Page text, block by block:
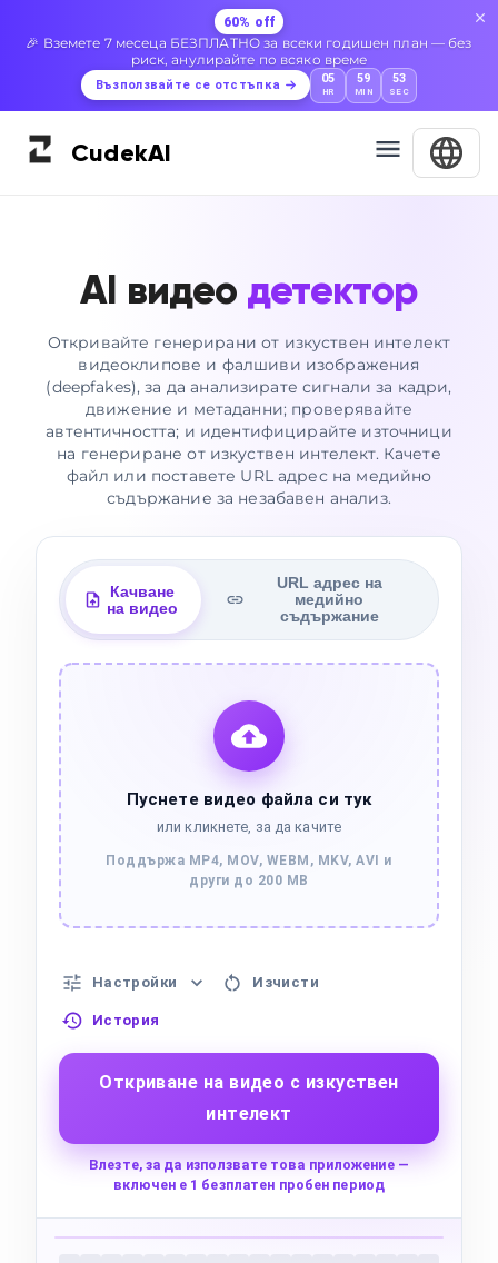
60% off
🎉 Вземете 7 месеца БЕЗПЛАТНО за всеки годишен план — без
риск, анулирайте по всяко време
Възползвайте се отстъпка 05
HR
59
MIN
52
SEC
CudekAI
AI видео детектор
Откривайте генерирани от изкуствен интелект
видеоклипове и фалшиви изображения
(deepfakes), за да анализирате сигнали за кадри,
движение и метаданни; проверявайте
автентичността; и идентифицирайте източници
на генериране от изкуствен интелект. Качете
файл или поставете URL адрес на медийно
съдържание за незабавен анализ.
Качване
на видео
URL адрес на
медийно
съдържание
Пуснете видео файла си тук
или кликнете, за да качите
Поддържа MP4, MOV, WEBM, MKV, AVI и
други до 200 MB
Настройки Изчисти
История
Откриване на видео с изкуствен
интелект
Влезте, за да използвате това приложение —
включен е 1 безплатен пробен период